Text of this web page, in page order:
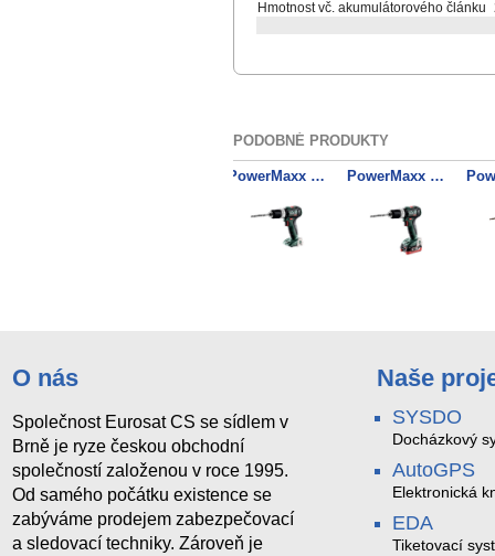
Hmotnost vč. akumulátorového článku
PODOBNÉ PRODUKTY
PowerMaxx SB 12 BL Akumulátorová příklepová vrtačka PowerMaxx SB 12 BL Akumulátorová příklepová vrtačka 2x 12V/4Ah + nabíječka
O nás
Společnost Eurosat CS se sídlem v
Brně je ryze českou obchodní
společností založenou v roce 1995.
Od samého počátku existence se
zabýváme prodejem zabezpečovací
a sledovací techniky. Zároveň je
Naše
SYSDO
Docházkový
AutoGPS
Elektronická
EDA
Tiketovací